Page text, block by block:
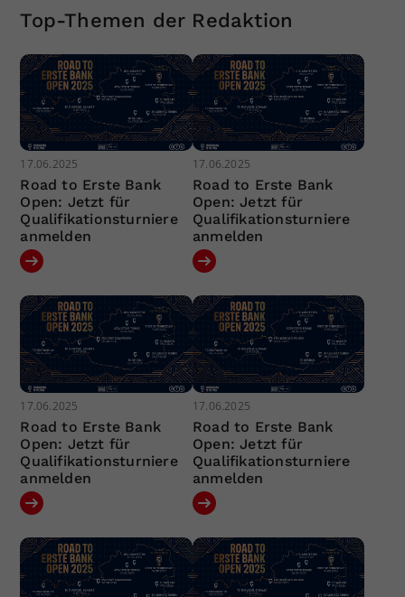
Top-Themen der Redaktion
17.06.2025
Road to Erste Bank
Open: Jetzt für
Qualifikationsturniere
anmelden
17.06.2025
Road to Erste Bank
Open: Jetzt für
Qualifikationsturniere
anmelden
17.06.2025
Road to Erste Bank
Open: Jetzt für
Qualifikationsturniere
anmelden
17.06.2025
Road to Erste Bank
Open: Jetzt für
Qualifikationsturniere
anmelden